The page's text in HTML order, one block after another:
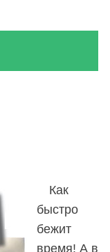
Как
быстро
бежит
время! А в